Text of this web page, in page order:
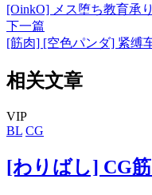
[OinkO] メス堕ち教育承
下一篇
[筋肉] [空色パンダ] 紧缚
相关文章
VIP
BL CG
[わりばし] CG